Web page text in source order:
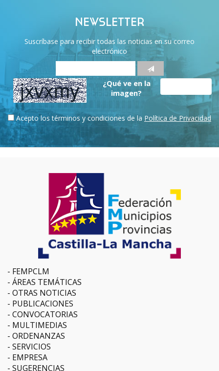
NEWSLETTER
Suscríbase para recibir todas las noticias en su correo
electrónico
¿Qué ve en la
imagen?
Acepto los términos y condiciones de la Política de Privacidad
FEMPCLM
ÁREAS TEMÁTICAS
OTRAS NOTICIAS
PUBLICACIONES
CONVOCATORIAS
MULTIMEDIAS
ORDENANZAS
SERVICIOS
EMPRESA
SUGERENCIAS